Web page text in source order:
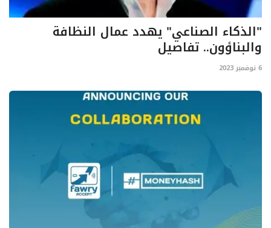
"الذكاء الصناعي" يهدد عمال النظافة
والبناؤون.. تفاصيل
6 نوفمبر 2023